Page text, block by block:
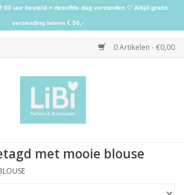
0 Artikelen - €0,00
met mooie blouse
uur besteld = dezelfde dag verzonden ♡ Altijd gratis
verzending boven € 50,-